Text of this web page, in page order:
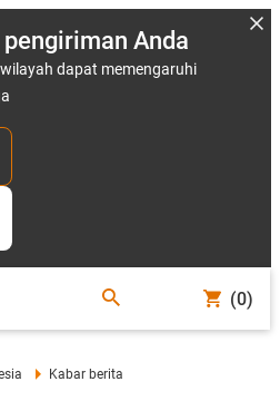
Anda
dapat memengaruhi
(0)
Kabar berita